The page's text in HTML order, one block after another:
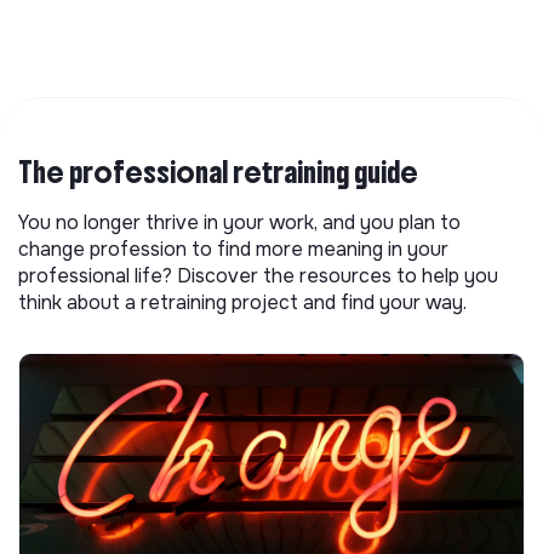
The professional retraining guide
You no longer thrive in your work, and you plan to
change profession to find more meaning in your
professional life? Discover the resources to help you
think about a retraining project and find your way.